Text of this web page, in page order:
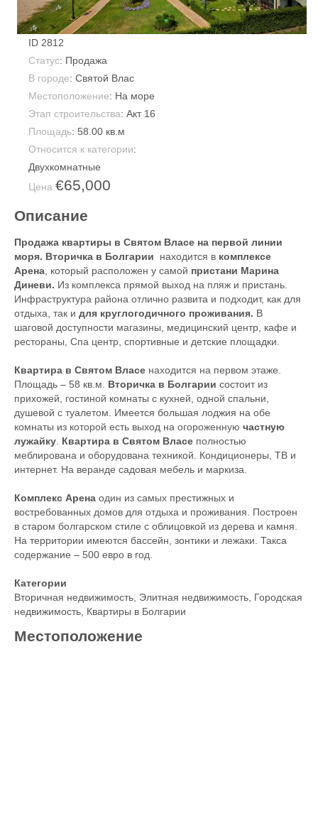
ID 2812
Статус: Продажа
В городе: Святой Влас
Местоположение: На море
Этап строительства: Акт 16
Площадь: 58.00 кв.м
Относится к категории:
Двухкомнатные
Цена €65,000
Описание
Продажа квартиры в Святом Власе на первой линии
моря. Вторичка в Болгарии
находится в комплексе
Арена, который расположен у самой пристани Марина
Диневи. Из комплекса прямой выход на пляж и пристань.
Инфраструктура района отлично развита и подходит, как для
отдыха, так и для круглогодичного проживания. В
шаговой доступности магазины, медицинский центр, кафе и
рестораны, Спа центр, спортивные и детские площадки.
Квартира в Святом Власе находится на первом этаже.
Площадь – 58 кв.м. Вторичка в Болгарии состоит из
прихожей, гостиной комнаты с кухней, одной спальни,
душевой с туалетом. Имеется большая лоджия на обе
комнаты из которой есть выход на огороженную частную
лужайку. Квартира в Святом Власе полностью
меблирована и оборудована техникой. Кондиционеры, ТВ и
интернет. На веранде садовая мебель и маркиза.
Комплекс Арена один из самых престижных и
востребованных домов для отдыха и проживания. Построен
в старом болгарском стиле с облицовкой из дерева и камня.
На территории имеются бассейн, зонтики и лежаки. Такса
содержание – 500 евро в год.
Категории
Вторичная недвижимость, Элитная недвижимость, Городская
недвижимость, Квартиры в Болгарии
Местоположение